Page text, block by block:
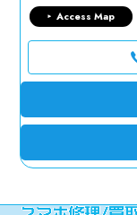
Access Map